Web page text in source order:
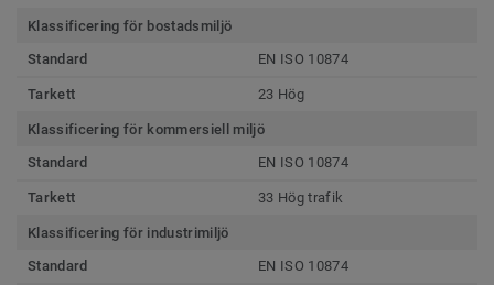
Klassificering för bostadsmiljö
Standard
EN ISO 10874
Tarkett 23 Hög
Klassificering för kommersiell miljö
Standard
EN ISO 10874
Tarkett 33 Hög trafik
Klassificering för industrimiljö
Standard
EN ISO 10874